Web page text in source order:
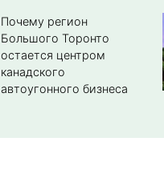
Почему регион
Большого Торонто
остается центром
канадского
автоугонного бизнеса